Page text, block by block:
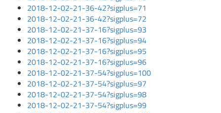
2018-12-02-21-36-42?sigplus=71
2018-12-02-21-36-42?sigplus=72
2018-12-02-21-37-16?sigplus=93
2018-12-02-21-37-16?sigplus=94
2018-12-02-21-37-16?sigplus=95
2018-12-02-21-37-16?sigplus=96
2018-12-02-21-37-54?sigplus=100
2018-12-02-21-37-54?sigplus=97
2018-12-02-21-37-54?sigplus=98
2018-12-02-21-37-54?sigplus=99